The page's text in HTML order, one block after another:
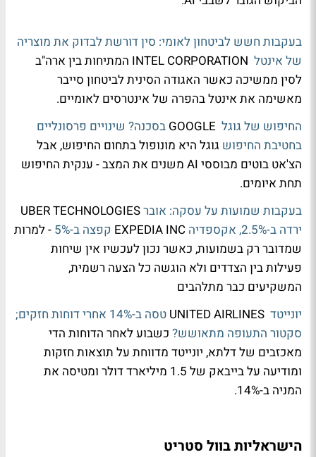
בעקבות חשש לביטחון לאומי: סין דורשת לבדוק את מוצריה
של אינטל
INTEL CORPORATION המתיחות בין ארה"ב
לסין ממשיכה כאשר האגודה הסינית לביטחון סייבר
מאשימה את אינטל בהפרה של אינטרסים לאומיים.
החיפוש של גוגל
בסכנה? שינויים פרסונליים
בחטיבת החיפוש גוגל היא מונופול בתחום החיפוש, אבל
הצ'אט בוטים מבוססי AI משנים את המצב - ענקית החיפוש
תחת איומים.
בעקבות שמועות על עסקה: אוברUBER TECHNOLOGIES
ירדה ב-2.5%, אקספדיה
EXPEDIA INC קפצה ב-5%
- למרות
שמדובר רק בשמועות, כאשר נכון לעכשיו אין שיחות
פעילות בין הצדדים ולא הוגשה כל הצעה רשמית,
המשקיעים כבר מתלהבים
יונייטד
טסה ב-14% אחרי דוחות חזקים;
סקטור התעופה מתאושש? כשבוע לאחר הדוחות הדי
מאכזבים של דלתא, יונייטד מדווחת על תוצאות חזקות
ומודיעה על בייבאק של 1.5 מיליארד דולר ומטיסה את
המניה ב-14%.
הישראליות בוול סטריט